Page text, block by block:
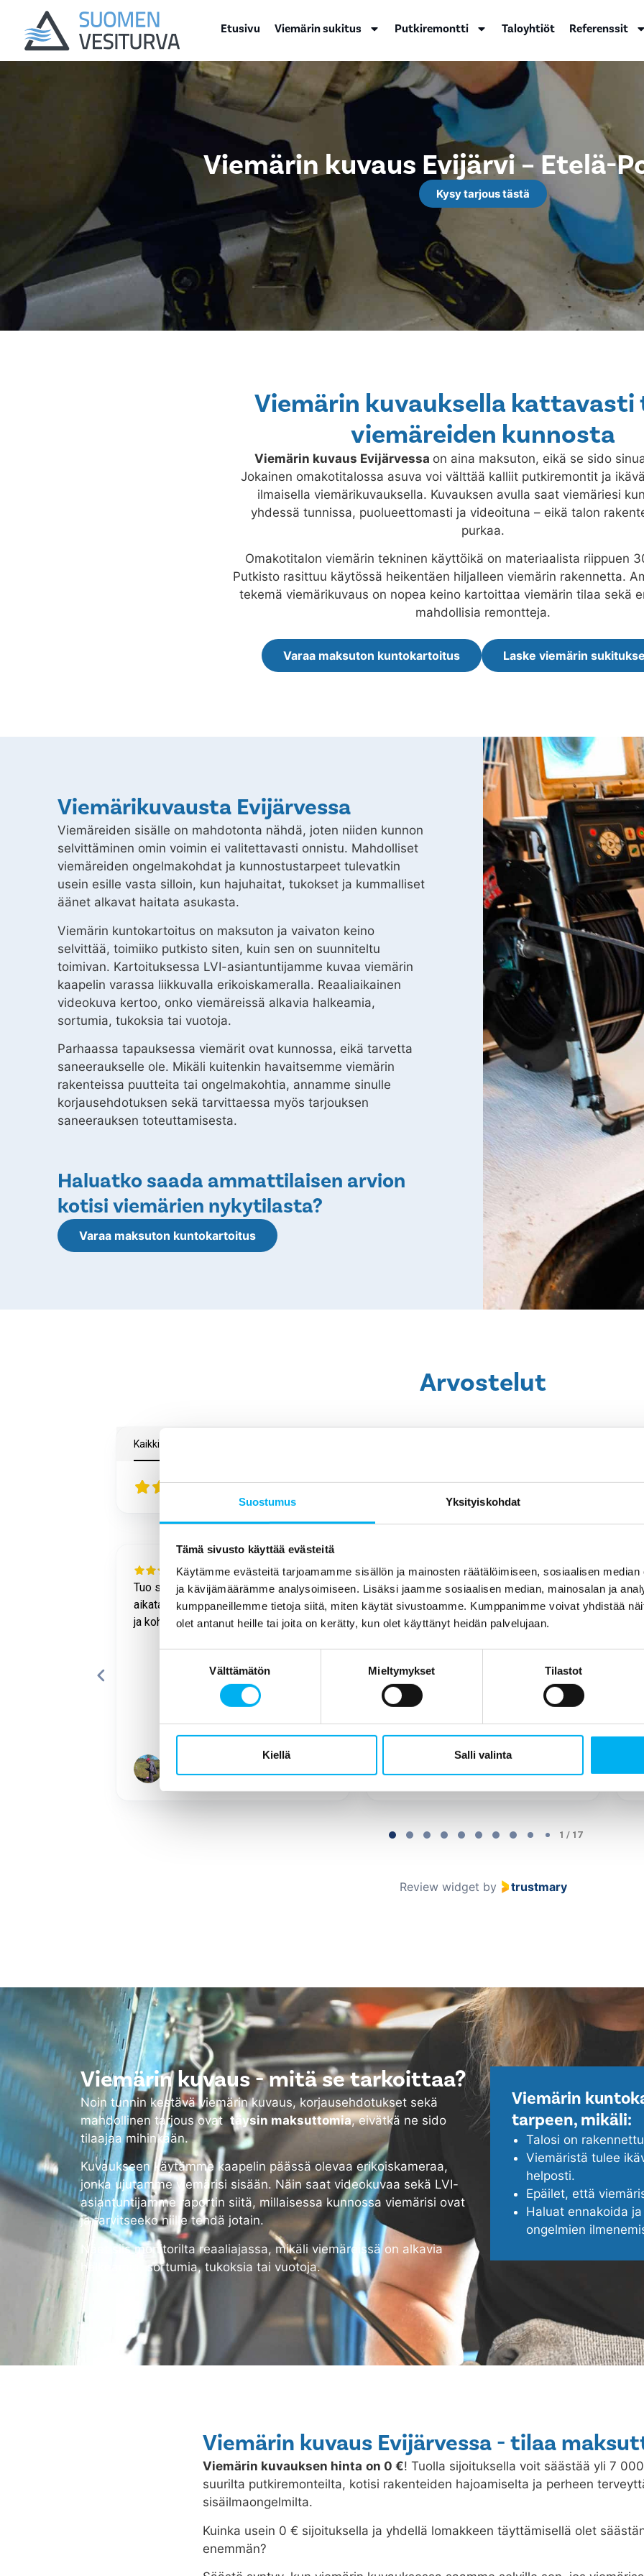
Suostumus Yksityiskohdat
Tämä sivusto käyttää evästeitä
Käytämme evästeitä tarjoamamme sisällön ja mainosten räätälöimiseen, sosiaalisen
ja kävijämäärämme analysoimiseen. Lisäksi jaamme sosiaalisen median, mainosalan ja
kumppaneillemme tietoja siitä, miten käytät sivustoamme. Kumppanimme voivat yhdistää
olet antanut heille tai joita on kerätty, kun olet käyttänyt heidän palvelujaan.
Välttämätön Mieltymykset Tilastot
Kiellä Salli valinta
Etusivu Viemärin sukitus Putkiremontti Taloyhtiöt Referenssit
Viemärin kuvaus Evijärvi – Etelä-
Kysy tarjous tästä
Viemärin kuvauksella
viemäreiden kunnosta
Viemärin kuvaus Evijärvessa on aina maksuton, eikä se sido
Jokainen omakotitalossa asuva voi välttää kalliit putkiremontit ja
ilmaisella viemärikuvauksella. Kuvauksen avulla saat viemäriesi
yhdessä tunnissa, puolueettomasti ja videoituna – eikä talon
purkaa.
Omakotitalon viemärin tekninen käyttöikä on materiaalista riippuen
Putkisto rasittuu käytössä heikentäen hiljalleen viemärin rakennetta.
tekemä viemärikuvaus on nopea keino kartoittaa viemärin tilaa sekä
mahdollisia remontteja.
Varaa maksuton kuntokartoitus Laske viemärin
Viemärikuvausta Evijärvessa
Viemäreiden sisälle on mahdotonta nähdä, joten niiden kunnon
selvittäminen omin voimin ei valitettavasti onnistu. Mahdolliset
viemäreiden ongelmakohdat ja kunnostustarpeet tulevatkin
usein esille vasta silloin, kun hajuhaitat, tukokset ja kummalliset
äänet alkavat haitata asukasta.
Viemärin kuntokartoitus on maksuton ja vaivaton keino
selvittää, toimiiko putkisto siten, kuin sen on suunniteltu
toimivan. Kartoituksessa LVI-asiantuntijamme kuvaa viemärin
kaapelin varassa liikkuvalla erikoiskameralla. Reaaliaikainen
videokuva kertoo, onko viemäreissä alkavia halkeamia,
sortumia, tukoksia tai vuotoja.
Parhaassa tapauksessa viemärit ovat kunnossa, eikä tarvetta
saneeraukselle ole. Mikäli kuitenkin havaitsemme viemärin
rakenteissa puutteita tai ongelmakohtia, annamme sinulle
korjausehdotuksen sekä tarvittaessa myös tarjouksen
saneerauksen toteuttamisesta.
Haluatko saada ammattilaisen arvion
kotisi viemärien nykytilasta?
Varaa maksuton kuntokartoitus
Arvostelut
Kaikki arvostelut
4.5
1 month ago
Tuo sujui hyvin ja annetussa
aikataulussa. Työntekijä oli ystävällinen
ja kohtelias.
3 months ago
Aivan kaikki tarkennukset eivät olleet
välittyneet sopimuksen tekijältä sille,
joka varsinaisen työn tuli tekemään
joka k...
Näytä enemmän
1 / 17
Review widget by trustmary
Viemärin kuvaus - mitä se tarkoittaa?
Noin tunnin kestävä viemärin kuvaus, korjausehdotukset sekä
mahdollinen tarjous ovat täysin maksuttomia, eivätkä ne sido
tilaajaa mihinkään.
Kuvaukseen käytämme kaapelin päässä olevaa erikoiskameraa,
jonka ujutamme viemärisi sisään. Näin saat videokuvaa sekä LVI-
asiantuntijamme raportin siitä, millaisessa kunnossa viemärisi ovat
ja tarvitseeko niille tehdä jotain.
Näet siis monitorilta reaaliajassa, mikäli viemäreissä on alkavia
halkeamia, sortumia, tukoksia tai vuotoja.
Viemärin
tarpeen, mikäli:
Talosi on
Viemäristä tulee
helposti.
Epäilet, että
Haluat ennakoida
ongelmien
Viemärin kuvaus Evijärvessa - tilaa
Viemärin kuvauksen hinta on 0 €! Tuolla sijoituksella voit säästää yli 7
suurilta putkiremonteilta, kotisi rakenteiden hajoamiselta ja perheen
sisäilmaongelmilta.
Kuinka usein 0 € sijoituksella ja yhdellä lomakkeen täyttämisellä olet
enemmän?